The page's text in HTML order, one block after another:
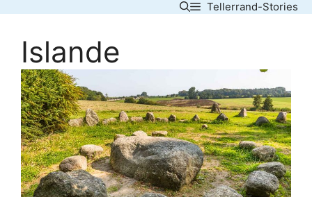
content
Tellerrand-Stories
Islande